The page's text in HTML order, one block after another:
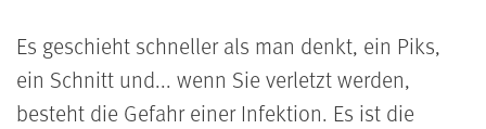
Es geschieht schneller als man denkt, ein Piks,
ein Schnitt und... wenn Sie verletzt werden,
besteht die Gefahr einer Infektion. Es ist die